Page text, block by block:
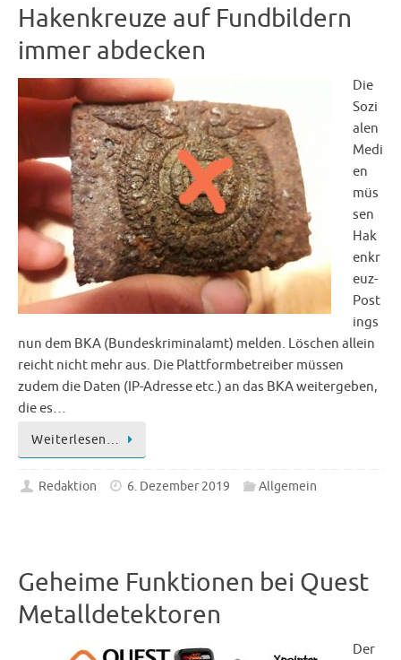
Hakenkreuze auf Fundbildern
immer abdecken
Die
Sozi
alen
Medi
en
müs
sen
Hak
enkr
euz-
Post
ings
nun dem BKA (Bundeskriminalamt) melden. Löschen allein
reicht nicht mehr aus. Die Plattformbetreiber müssen
zudem die Daten (IP-Adresse etc.) an das BKA weitergeben,
die es…
Weiterlesen…
Redaktion 6. Dezember 2019 Allgemein
Geheime Funktionen bei Quest
Metalldetektoren
Der